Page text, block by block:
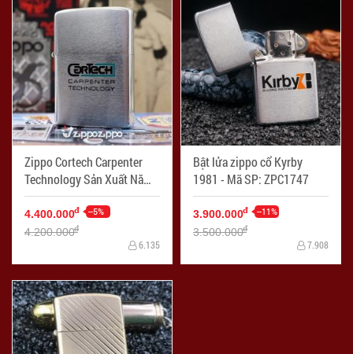
Zippo Cortech Carpenter
Technology Sản Xuất Năm
1977 - Mã SP: ZPC1580
4.400.000đ --5%
4.200.000đ
6.135
Bật lửa zippo cổ Kyrby
1981 - Mã SP: ZPC1747
3.900.000đ --11%
3.500.000đ
7.908